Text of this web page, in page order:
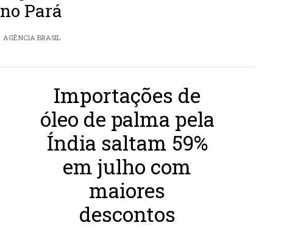
no Pará
AGÊNCIA BRASIL
Importações de
óleo de palma pela
Índia saltam 59%
em julho com
maiores
descontos